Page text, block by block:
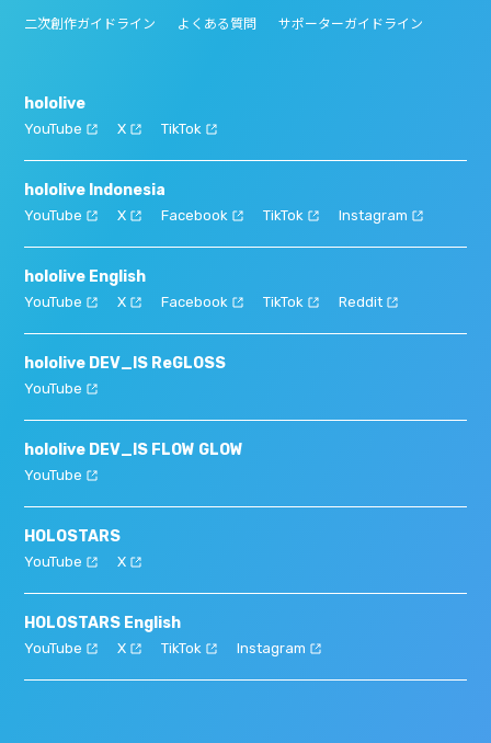
二次創作ガイドライン よくある質問 サポーターガイドライン
hololive
YouTube X TikTok
hololive Indonesia
YouTube X Facebook TikTok Instagram
hololive English
YouTube X Facebook TikTok Reddit
hololive DEV_IS ReGLOSS
YouTube
hololive DEV_IS FLOW GLOW
YouTube
HOLOSTARS
YouTube X
HOLOSTARS English
YouTube X TikTok Instagram